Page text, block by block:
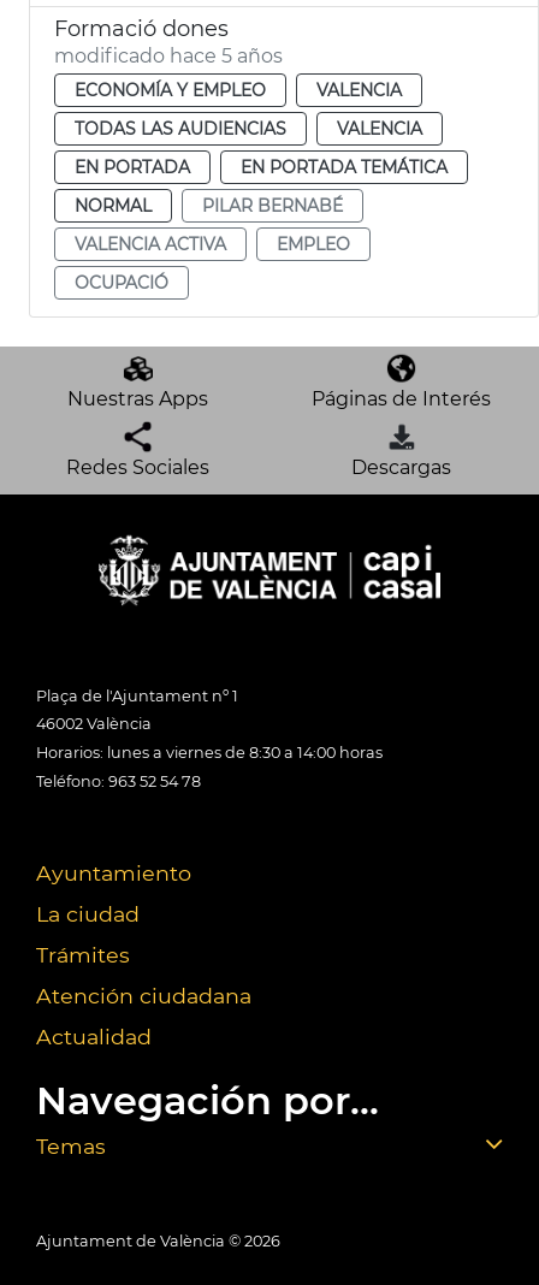
Formació dones
modificado hace 5 años
ECONOMÍA Y EMPLEO
VALENCIA
TODAS LAS AUDIENCIAS
VALENCIA
EN PORTADA
EN PORTADA TEMÁTICA
NORMAL
PILAR BERNABÉ
VALENCIA ACTIVA
EMPLEO
OCUPACIÓ
Nuestras Apps Páginas de Interés
Redes Sociales Descargas
Plaça de l'Ajuntament nº 1
46002 València
Horarios: lunes a viernes de 8:30 a 14:00 horas
Teléfono: 963 52 54 78
Ayuntamiento
La ciudad
Trámites
Atención ciudadana
Actualidad
Navegación por...
Temas
Ajuntament de València © 2026